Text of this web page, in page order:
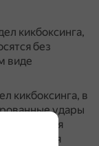
кикбоксинга,
без
виде
кикбоксинга, в
удары
темп боя